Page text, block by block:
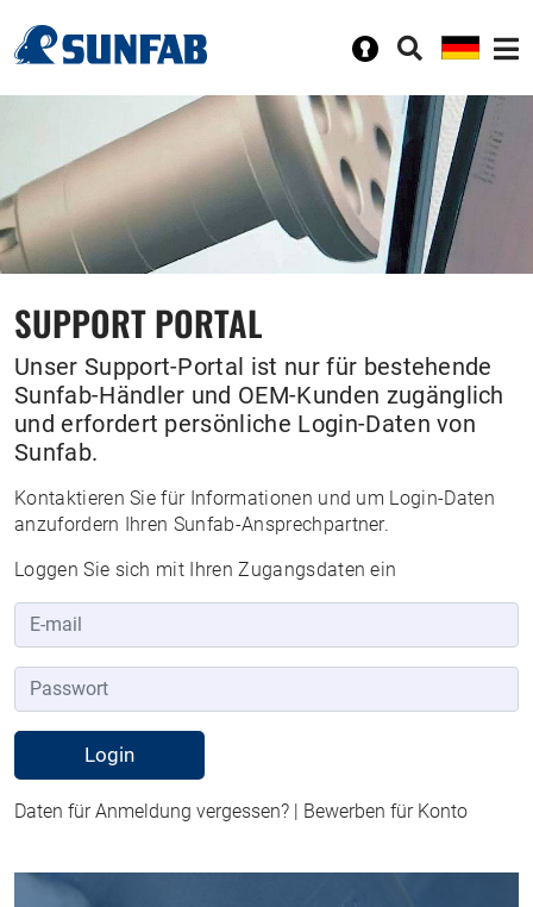
SUPPORT PORTAL
Unser Support-Portal ist nur für bestehende
Sunfab-Händler und OEM-Kunden zugänglich
und erfordert persönliche Login-Daten von
Sunfab.
Kontaktieren Sie für Informationen und um Login-Daten
anzufordern Ihren Sunfab-Ansprechpartner.
Loggen Sie sich mit Ihren Zugangsdaten ein
Daten für Anmeldung vergessen? | Bewerben für Konto